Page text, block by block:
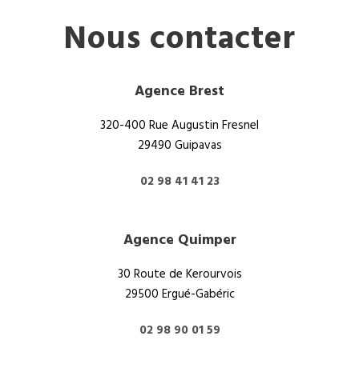
Nous contacter
Agence Brest
320-400 Rue Augustin Fresnel
29490 Guipavas
02 98 41 41 23
Agence Quimper
30 Route de Kerourvois
29500 Ergué-Gabéric
02 98 90 01 59